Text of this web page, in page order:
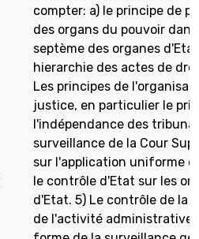
compter: a) le principe de
des organs du pouvoir
septème des organes
hierarchie des actes de
Les principes de
justice, en particulier le
l'indépendance des
surveillance de la Cour
sur l'application uniforme
le contrôle d'Etat sur les
d'Etat. 5) Le contrôle de la
de l'activité administrative